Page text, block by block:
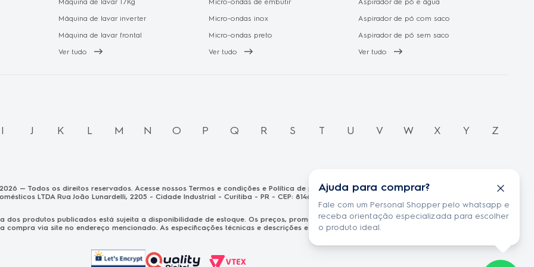
Ajuda para comprar?
Fale com um Personal Shopper pelo whatsapp e
receba orientação especializada para escolher
o produto ideal.
Máquina de lavar 17Kg
Máquina de lavar inverter
Máquina de lavar frontal
Ver tudo
Micro-ondas de embutir
Micro-ondas inox
Micro-ondas preto
Ver tudo
Aspirador de pó e água
Aspirador de pó com saco
Aspirador de pó sem saco
Ver tudo
I J K L M N O P Q R S T U V W X Y Z
— Todos os direitos reservados. Acesse nossos Termos e condições e Política de privacidade
LTDA Rua João Lunardelli, 2205 - Cidade Industrial - Curitiba - PR - CEP: 81460-100 CNPJ: 13.986.197/0001-21
dos produtos publicados está sujeita a disponibilidade de estoque. Os preços, promoções e formas de pagamento publicados em
via site no endereço mencionado. As especificações técnicas e descrições estão sujeitas a alterações sem aviso prévio.